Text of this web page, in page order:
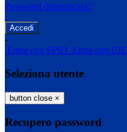
Password dimenticata?
-
Entra con SPID Entra con CIE
Seleziona utente
button close ×
Recupero password